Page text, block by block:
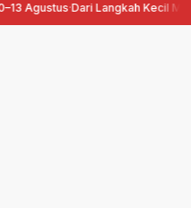
Agustus·Dari Langkah Kecil